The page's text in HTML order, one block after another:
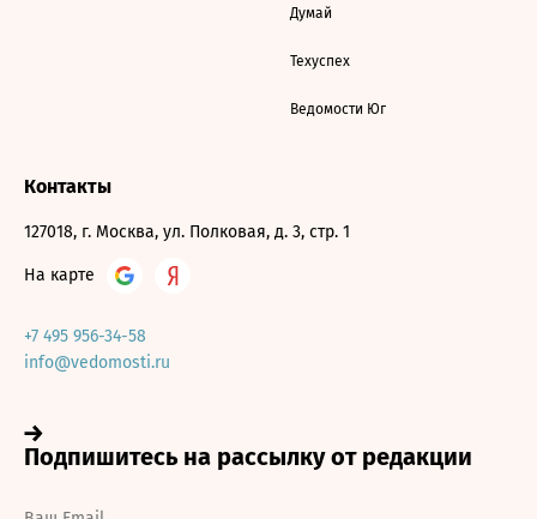
Думай
Техуспех
Ведомости Юг
Контакты
127018, г. Москва, ул. Полковая, д. 3, стр. 1
На карте
+7 495 956-34-58
info@vedomosti.ru